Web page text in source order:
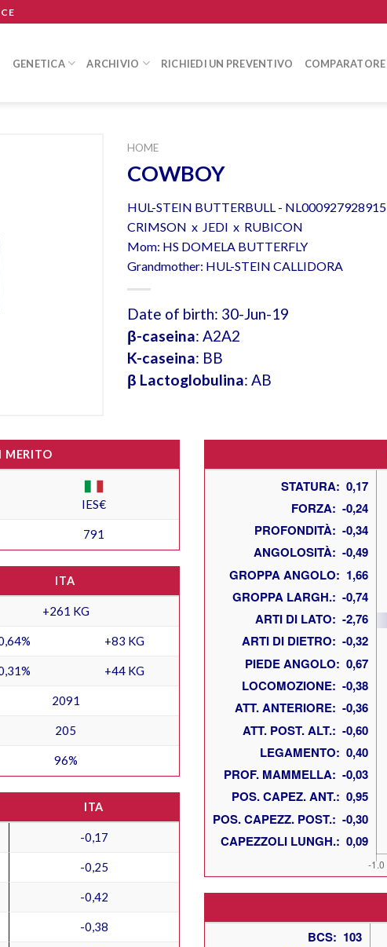
GENETICA ARCHIVIO RICHIEDI UN PREVENTIVO COMPARATORE
HOME
COWBOY
HUL-STEIN BUTTERBULL - NL000927928915
CRIMSON x JEDI x RUBICON
Mom: HS DOMELA BUTTERFLY
Grandmother: HUL-STEIN CALLIDORA
Date of birth: 30-Jun-19
β-caseina: A2A2
K-caseina: BB
β Lactoglobulina: AB
MERITO
IES€
791
ITA
+261 KG
+83 KG
+44 KG
2091
205
96%
ITA
-0,17
-0,25
-0,42
-0,38